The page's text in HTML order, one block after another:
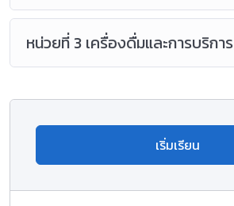
หน่วยที่ 3 เครื่องดื่มและการบริการ
เริ่มเรียน